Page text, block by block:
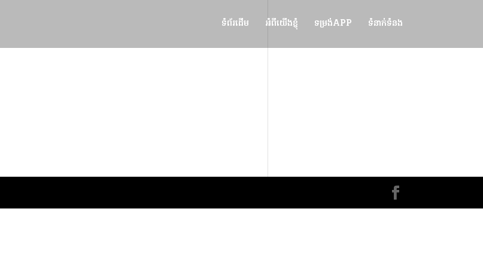
ទំព័រដើម អំពីយើងខ្ញុំ ទម្រង់APP ទំនាក់ទំនង